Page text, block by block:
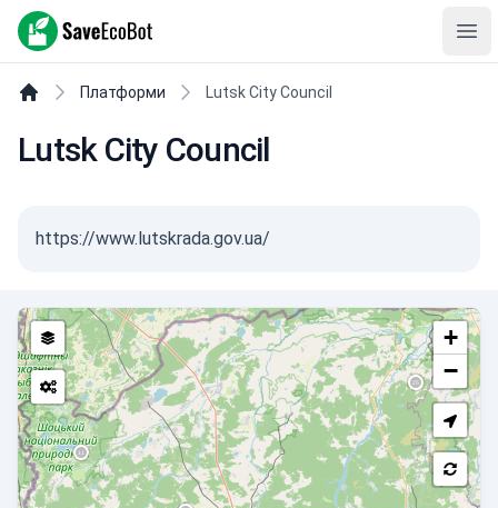
SaveEcoBot
Платформи Lutsk City Council
Lutsk City Council
https://www.lutskrada.gov.ua/
+
−